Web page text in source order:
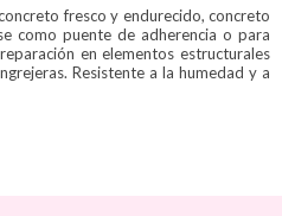
fresco y endurecido, concreto
como puente de adherencia o para
en elementos estructurales
Resistente a la humedad y a